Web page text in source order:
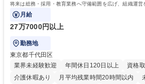
将来は総務・採用・教育業務へ守備範囲を広げ、組織運営
ます。
月給
27万7000円以上
勤務地
東京都千代田区
業界未経験歓迎
年間休日120日以上
資格
介護休暇あり
月平均残業時間20時間以内